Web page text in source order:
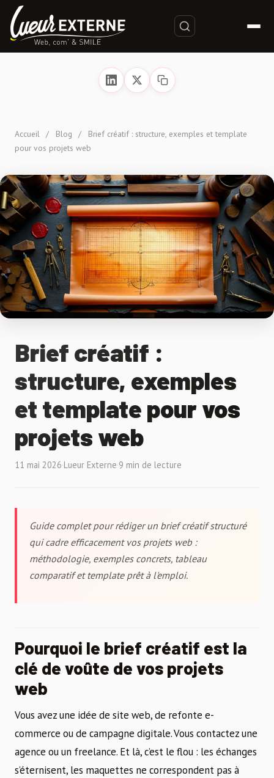
Accueil / Blog /
Brief créatif : structure, exemples et template
pour vos projets web
Brief créatif :
structure, exemples
et template pour vos
projets web
11 mai 2026·Lueur Externe·9 min de lecture
Guide complet pour rédiger un brief créatif structuré
qui cadre efficacement vos projets web :
méthodologie, exemples concrets, tableau
comparatif et template prêt à l'emploi.
Pourquoi le brief créatif est la
clé de voûte de vos projets
web
Vous avez une idée de site web, de refonte e-
commerce ou de campagne digitale. Vous contactez une
agence ou un freelance. Et là, c’est le flou : les échanges
s’éternisent, les maquettes ne correspondent pas à